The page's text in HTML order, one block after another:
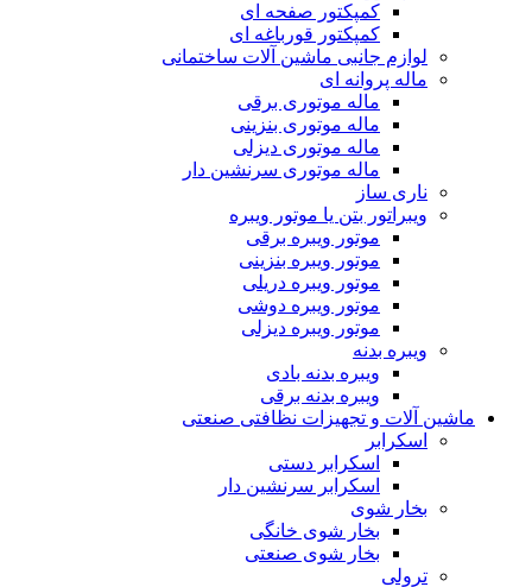
کمپکتور صفحه ای
کمپکتور قورباغه ای
لوازم جانبی ماشین آلات ساختمانی
ماله پروانه ای
ماله موتوری برقی
ماله موتوری بنزینی
ماله موتوری دیزلی
ماله موتوری سرنشین دار
ناری ساز
ویبراتور بتن یا موتور ویبره
موتور ویبره برقی
موتور ویبره بنزینی
موتور ویبره دریلی
موتور ویبره دوشی
موتور ویبره دیزلی
ویبره بدنه
ویبره بدنه بادی
ویبره بدنه برقی
ماشین آلات و تجهیزات نظافتی صنعتی
اسکرابر
اسکرابر دستی
اسکرابر سرنشین دار
بخار شوی
بخار شوی خانگی
بخار شوی صنعتی
ترولی